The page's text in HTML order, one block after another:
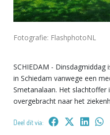
Fotografie: FlashphotoNL
SCHIEDAM -
in Schiedam vanwege een
Smetanalaan. Het
overgebracht naar het
Deel dit via: